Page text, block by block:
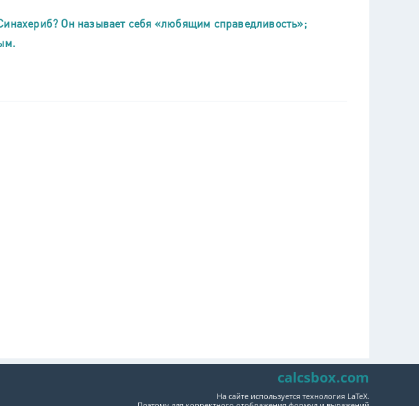
Он называет себя «любящим справедливость»;
calcsbox.com
На сайте используется технология LaTeX.